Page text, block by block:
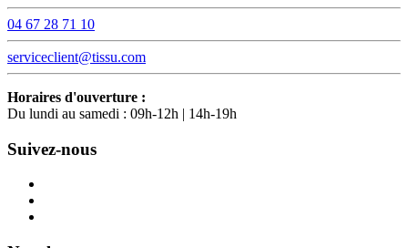
04 67 28 71 10
serviceclient@tissu.com
Horaires d'ouverture :
Du lundi au samedi : 09h-12h | 14h-19h
Suivez-nous